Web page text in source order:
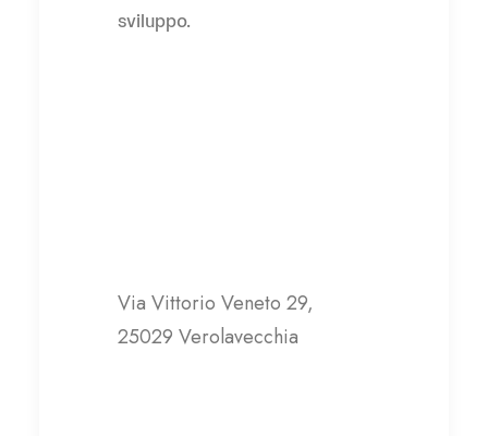
sviluppo.
Via Vittorio Veneto 29,
25029 Verolavecchia